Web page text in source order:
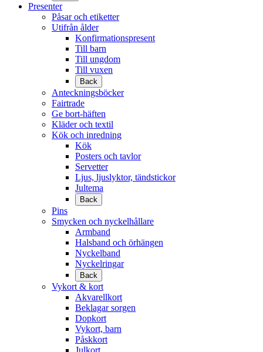
Presenter
Påsar och etiketter
Utifrån ålder
Konfirmationspresent
Till barn
Till ungdom
Till vuxen
Back
Anteckningsböcker
Fairtrade
Ge bort-häften
Kläder och textil
Kök och inredning
Kök
Posters och tavlor
Servetter
Ljus, ljuslyktor, tändstickor
Jultema
Back
Pins
Smycken och nyckelhållare
Armband
Halsband och örhängen
Nyckelband
Nyckelringar
Back
Vykort & kort
Akvarellkort
Beklagar sorgen
Dopkort
Vykort, barn
Påskkort
Julkort